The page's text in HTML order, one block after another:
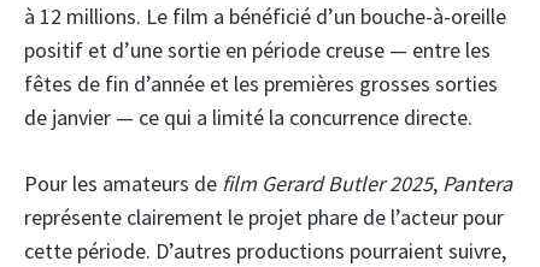
à 12 millions. Le film a bénéficié d’un bouche-à-oreille
positif et d’une sortie en période creuse — entre les
fêtes de fin d’année et les premières grosses sorties
de janvier — ce qui a limité la concurrence directe.
Pour les amateurs de film Gerard Butler 2025, Pantera
représente clairement le projet phare de l’acteur pour
cette période. D’autres productions pourraient suivre,